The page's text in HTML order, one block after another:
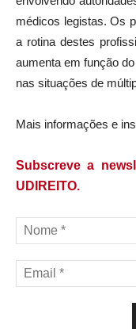
médicos legistas. Os
a rotina destes
aumenta em função
nas situações de
Mais informações e
Subscreve a
UDIREITO.